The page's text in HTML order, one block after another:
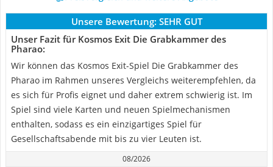
Unsere Bewertung: SEHR GUT
Unser Fazit für Kosmos Exit Die Grabkammer des
Pharao:
Wir können das Kosmos Exit-Spiel Die Grabkammer des
Pharao im Rahmen unseres Vergleichs weiterempfehlen, da
es sich für Profis eignet und daher extrem schwierig ist. Im
Spiel sind viele Karten und neuen Spielmechanismen
enthalten, sodass es ein einzigartiges Spiel für
Gesellschaftsabende mit bis zu vier Leuten ist.
08/2026